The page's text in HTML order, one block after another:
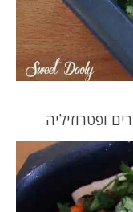
ופטרוזיליה